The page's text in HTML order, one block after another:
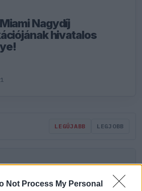
Not Process My Personal
Nagydíj
hivatalos
1
LEGÚJABB LEGJOBB
Új felhasználó